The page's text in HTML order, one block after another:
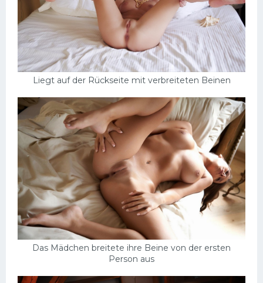
Liegt auf der Rückseite mit verbreiteten Beinen
Das Mädchen breitete ihre Beine von der ersten
Person aus